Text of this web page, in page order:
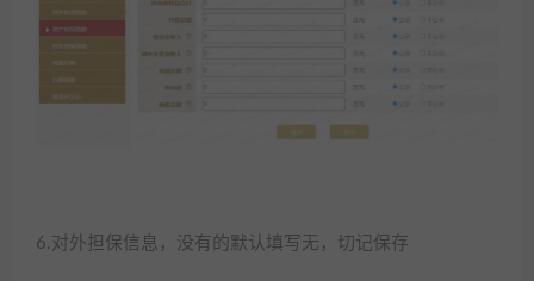
6.对外担保信息，没有的默认填写无，切记保存